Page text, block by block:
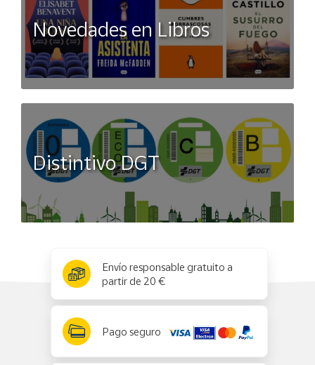
Novedades en Libros
Distintivo DGT
Envío responsable gratuito a
partir de 20 €
Pago seguro